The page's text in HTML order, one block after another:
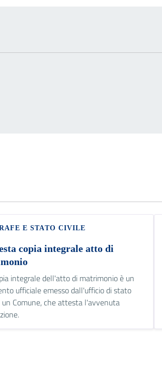
E STATO CIVILE
copia integrale atto di
integrale dell'atto di matrimonio è un
ufficiale emesso dall'ufficio di stato
un Comune, che attesta l'avvenuta